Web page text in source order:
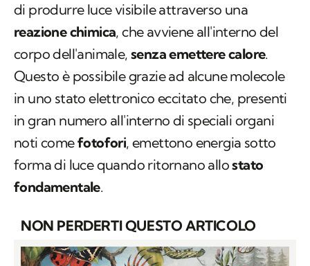
di produrre luce visibile attraverso una
reazione chimica, che avviene all'interno del
corpo dell'animale, senza emettere calore.
Questo è possibile grazie ad alcune molecole
in uno stato elettronico eccitato che, presenti
in gran numero all'interno di speciali organi
noti comefotofori, emettono energia sotto
forma di luce quando ritornano allostato
fondamentale.
NON PERDERTI QUESTO ARTICOLO